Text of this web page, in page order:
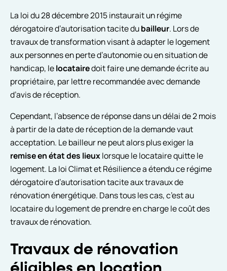
La loi du 28 décembre 2015 instaurait un régime
dérogatoire d’autorisation tacite dubailleur. Lors de
travaux de transformation visant à adapter le logement
aux personnes en perte d’autonomie ou en situation de
handicap, lelocatairedoit faire une demande écrite au
propriétaire, par lettre recommandée avec demande
d’avis de réception.
Cependant, l’absence de réponse dans un délai de 2 mois
à partir de la date de réception de la demande vaut
acceptation. Le bailleur ne peut alors plus exiger la
remise en état des lieuxlorsque le locataire quitte le
logement. La loi Climat et Résilience a étendu ce régime
dérogatoire d’autorisation tacite aux travaux de
rénovation énergétique. Dans tous les cas, c’est au
locataire du logement de prendre en charge le coût des
travaux de rénovation.
Travaux de rénovation